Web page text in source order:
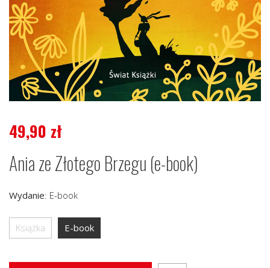
49,90 zł
Ania ze Złotego Brzegu (e-book)
Wydanie: E-book
Książka E-book